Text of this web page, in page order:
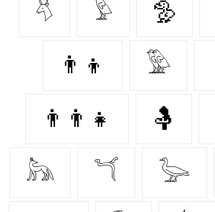
𓄃 𓅱 🦤
👨‍👦 𓅳
👨‍👨‍👧 🤱
𓃦 𓆔 𓅬